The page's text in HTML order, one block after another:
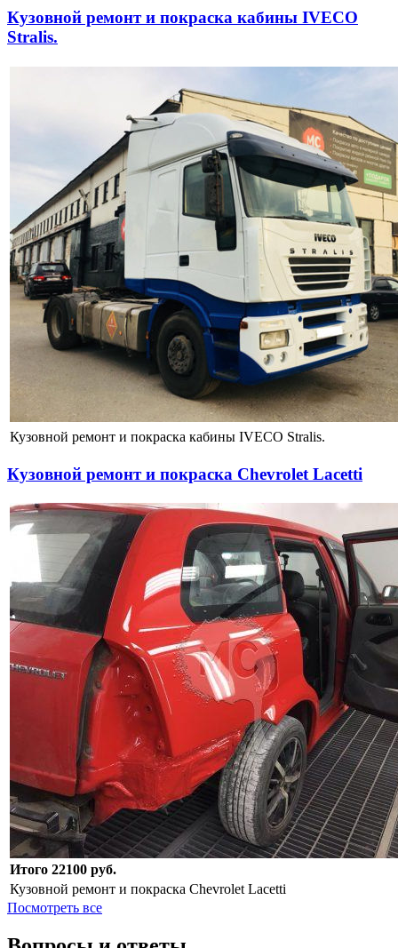
Кузовной ремонт и покраска кабины IVECO
Stralis.
Кузовной ремонт и покраска кабины IVECO Stralis.
Кузовной ремонт и покраска Chevrolet Lacetti
Итого 22100 руб.
Кузовной ремонт и покраска Chevrolet Lacetti
Посмотреть все